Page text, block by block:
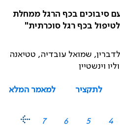
סיבוכים בכף הרגל ממחלת
בכף רגל סוכרתית"
שמואל עובדיה, טטיאנה
וינשטיין
לתקציר
למאמר המלא
4
5
6
7